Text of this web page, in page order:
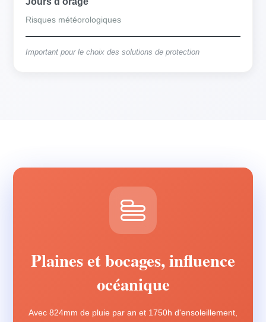
Risques météorologiques
Important pour le choix des solutions de protection
Plaines et bocages, influence
océanique
Avec 824mm de pluie par an et 1750h d'ensoleillement,